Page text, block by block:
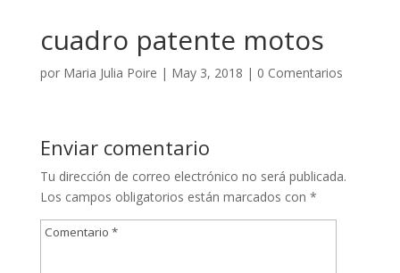
cuadro patente motos
por Maria Julia Poire | May 3, 2018 | 0 Comentarios
Enviar comentario
Tu dirección de correo electrónico no será publicada.
Los campos obligatorios están marcados con *